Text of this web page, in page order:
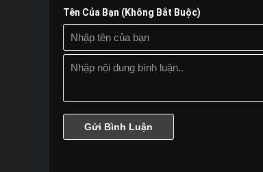
Tên Của Bạn (Không Bắt Buộc)